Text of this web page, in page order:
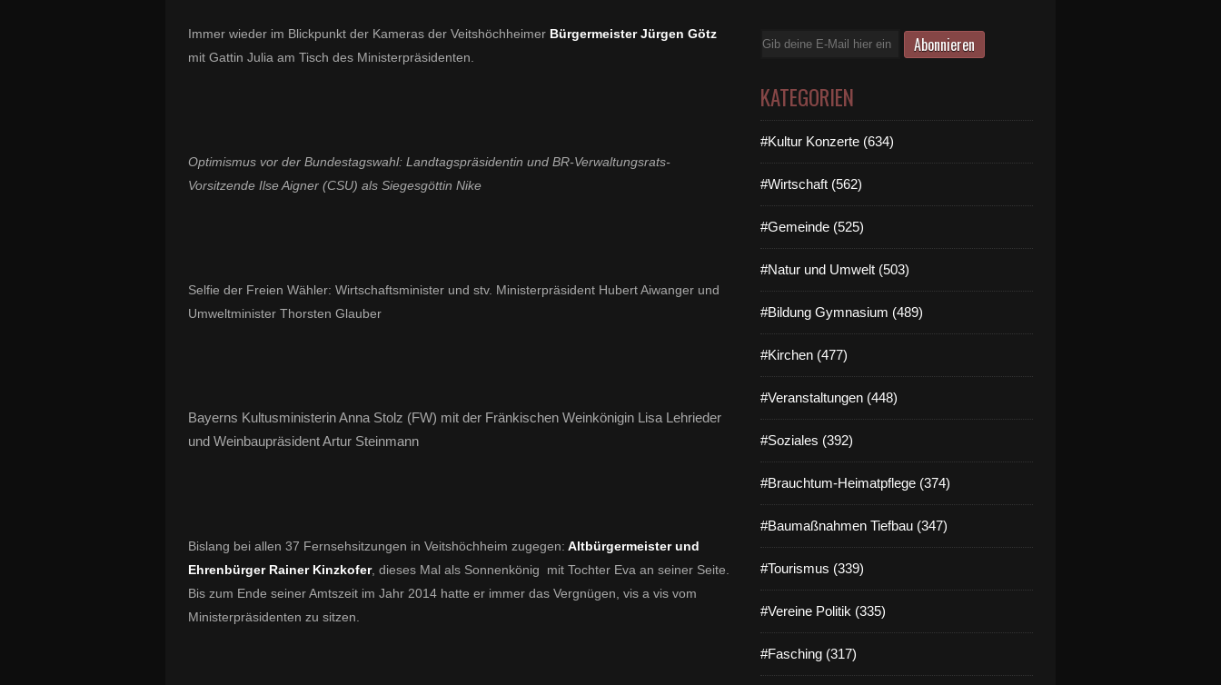
Immer wieder im Blickpunkt der Kameras der Veitshöchheimer Bürgermeister Jürgen Götz
mit Gattin Julia am Tisch des Ministerpräsidenten.
Optimismus vor der Bundestagswahl: Landtagspräsidentin und BR-Verwaltungsrats-
Vorsitzende Ilse Aigner (CSU) als Siegesgöttin Nike
Selfie der Freien Wähler: Wirtschaftsminister und stv. Ministerpräsident Hubert Aiwanger und
Umweltminister Thorsten Glauber
Bayerns Kultusministerin Anna Stolz (FW) mit der Fränkischen Weinkönigin Lisa Lehrieder
und Weinbaupräsident Artur Steinmann
Bislang bei allen 37 Fernsehsitzungen in Veitshöchheim zugegen: Altbürgermeister und
Ehrenbürger Rainer Kinzkofer, dieses Mal als Sonnenkönig mit Tochter Eva an seiner Seite.
Bis zum Ende seiner Amtszeit im Jahr 2014 hatte er immer das Vergnügen, vis a vis vom
Ministerpräsidenten zu sitzen.
E-
KATEGORIEN
#Kultur Konzerte (634)
#Wirtschaft (562)
#Gemeinde (525)
#Natur und Umwelt (503)
#Bildung Gymnasium (489)
#Kirchen (477)
#Veranstaltungen (448)
#Soziales (392)
#Brauchtum-Heimatpflege (374)
#Baumaßnahmen Tiefbau (347)
#Tourismus (339)
#Vereine Politik (335)
#Fasching (317)